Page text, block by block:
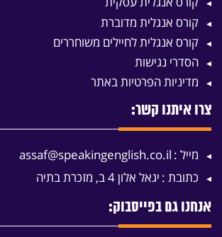
קורס אנגלית מדוברת
קורס אנגלית לחיילים משוחררים
הסדרי נגישות
מדיניות הפרטיות באתר
צרו איתנו קשר:
מייל : assaf@speakingenglish.co.il
כתובת : יגאל אלון 4 ב, מזכרת בתיה
אנחנו גם בפייסבוק: